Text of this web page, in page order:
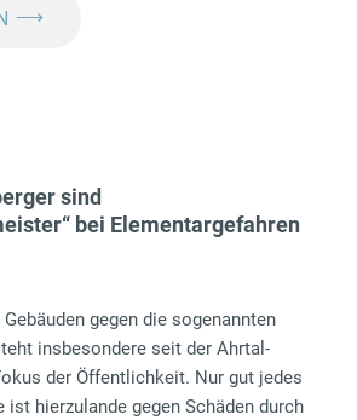
⟶
sind
bei Elementargefahren
gegen die sogenannten
insbesondere seit der Ahrtal-
der Öffentlichkeit. Nur gut jedes
ist hierzulande gegen Schäden durch